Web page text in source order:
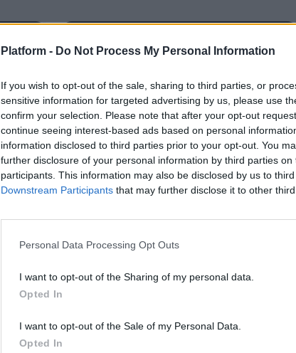
Platform - Do Not Process My Personal Information
If you wish to opt-out of the sale, sharing to third parties, or
sensitive information for targeted advertising by us, please use
confirm your selection. Please note that after your opt-out
continue seeing interest-based ads based on personal
information disclosed to third parties prior to your opt-out. You
further disclosure of your personal information by third parties on
participants. This information may also be disclosed by us to
Downstream Participants that may further disclose it to other third
Personal Data Processing Opt Outs
I want to opt-out of the Sharing of my personal data.
Opted In
I want to opt-out of the Sale of my Personal Data.
Opted In